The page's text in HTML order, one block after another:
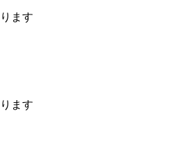
ます
ます